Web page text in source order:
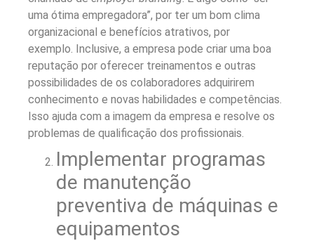
uma ótima empregadora”, por ter um bom clima
organizacional e benefícios atrativos, por
exemplo. Inclusive, a empresa pode criar uma boa
reputação por oferecer treinamentos e outras
possibilidades de os colaboradores adquirirem
conhecimento e novas habilidades e competências.
Isso ajuda com a imagem da empresa e resolve os
problemas de qualificação dos profissionais.
Implementar programas
de manutenção
preventiva de máquinas e
equipamentos